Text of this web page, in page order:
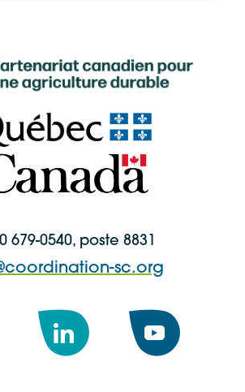
679-0540, poste 8831
sc.org
LinkedIn YouTube